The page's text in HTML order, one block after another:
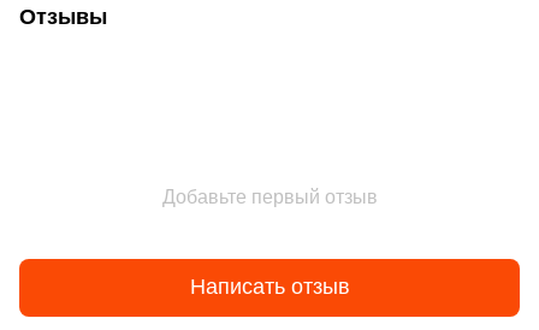
Отзывы
Добавьте первый отзыв
Написать отзыв